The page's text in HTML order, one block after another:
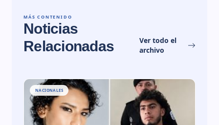
MÁS CONTENIDO
Noticias
Relacionadas
Ver todo el
archivo
NACIONALES